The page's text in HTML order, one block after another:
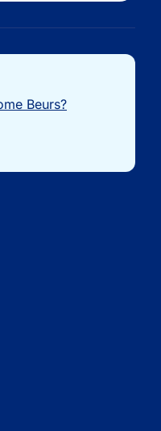
Beurs?